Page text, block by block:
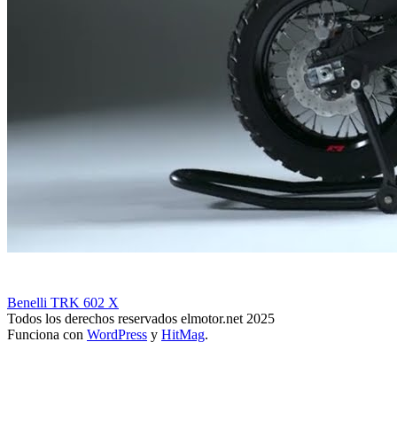
Benelli TRK 602 X
Todos los derechos reservados elmotor.net 2025
Funciona con WordPress y HitMag.